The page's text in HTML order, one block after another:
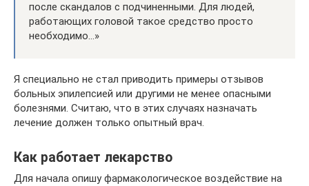
после скандалов с подчиненными. Для людей,
работающих головой такое средство просто
необходимо…»
Я специально не стал приводить примеры отзывов
больных эпилепсией или другими не менее опасными
болезнями. Считаю, что в этих случаях назначать
лечение должен только опытный врач.
Как работает лекарство
Для начала опишу фармакологическое воздействие на